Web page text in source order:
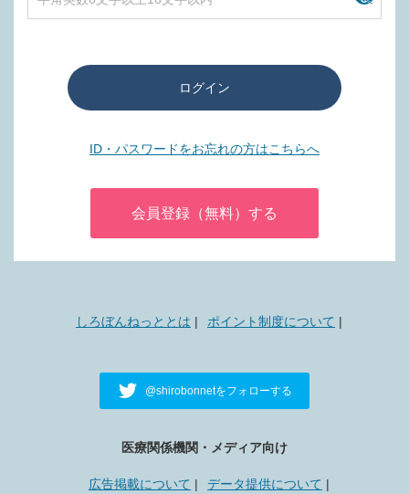
ログイン
ID・パスワードをお忘れの方はこちらへ
会員登録（無料）する
しろぼんねっととは ポイント制度について
@shirobonnetをフォローする
医療関係機関・メディア向け
広告掲載について データ提供について